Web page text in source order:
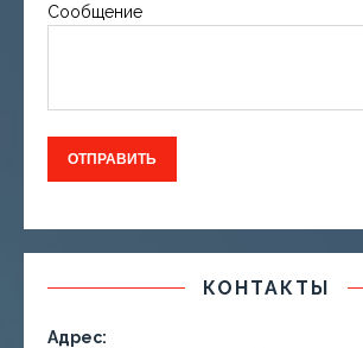
Сообщение
КОНТАКТЫ
Адрес: